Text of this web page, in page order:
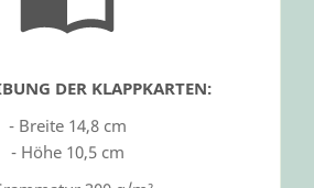
DER KLAPPKARTEN:
- Breite 14,8 cm
- Höhe 10,5 cm